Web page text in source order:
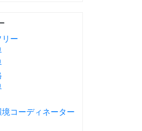
ー
コーディネーター